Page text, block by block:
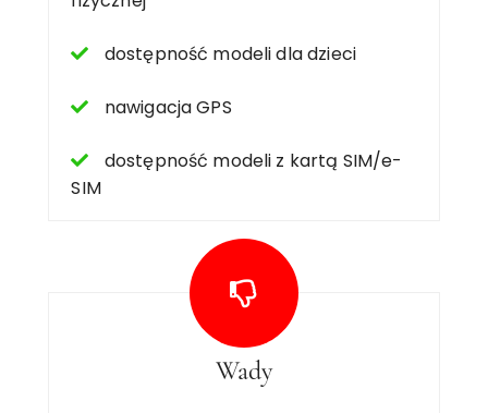
dostępność modeli dla dzieci
nawigacja GPS
dostępność modeli z kartą SIM/e-
SIM
Wady